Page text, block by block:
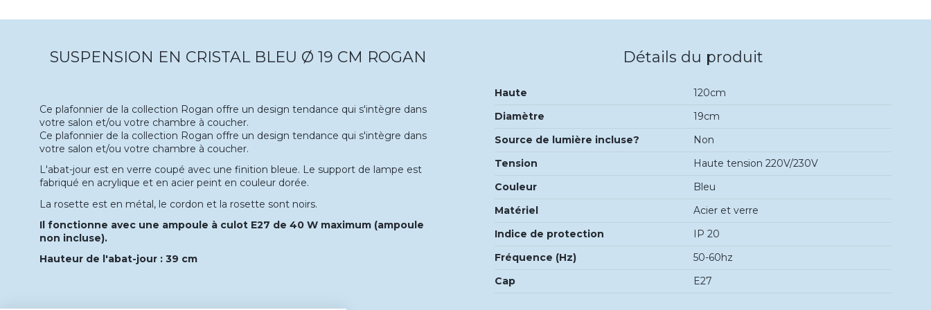
SUSPENSION EN CRISTAL BLEU Ø 19 CM ROGAN
Ce plafonnier de la collection Rogan offre un design tendance qui s'intègre dans
votre salon et/ou votre chambre à coucher.
Ce plafonnier de la collection Rogan offre un design tendance qui s'intègre dans
votre salon et/ou votre chambre à coucher.
L'abat-jour est en verre coupé avec une finition bleue. Le support de lampe est
fabriqué en acrylique et en acier peint en couleur dorée.
La rosette est en métal, le cordon et la rosette sont noirs.
Il fonctionne avec une ampoule à culot E27 de 40 W maximum (ampoule
non incluse).
Hauteur de l'abat-jour : 39 cm
Détails du produit
Haute
120cm
Diamètre
19cm
Source de lumière incluse?
Non
Tension
Haute tension 220V/230V
Couleur
Bleu
Matériel
Acier et verre
Indice de protection
IP 20
Fréquence (Hz)
50-60hz
Cap
E27